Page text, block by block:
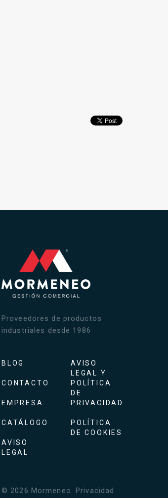
Proveedores de productos
industriales desde 1986
BLOG
CONTACTO
EMPRESA
CATÁLOGO
AVISO
LEGAL
AVISO
LEGAL Y
POLÍTICA
DE
PRIVACIDAD
POLÍTICA
DE COOKIES
©2026 Mormeneo.Privacidad